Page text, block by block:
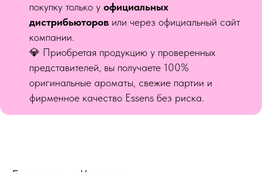
покупку только у официальных
дистрибьюторов или через официальный сайт
компании.
💎 Приобретая продукцию у проверенных
представителей, вы получаете 100%
оригинальные ароматы, свежие партии и
фирменное качество Essens без риска.